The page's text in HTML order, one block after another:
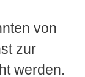
von
zur
werden.